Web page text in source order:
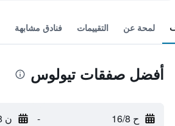
لمحة عن التقييمات فنادق مشابهة
أفضل صفقات تيولوس
ح 16/8 - ن 17/8